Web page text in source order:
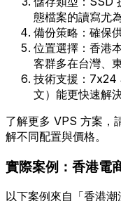
態檔案的讀寫尤為
備份策略：確保
位置選擇：香港
客群多在台灣、
技術支援：7x24
文）能更快速解決
了解更多 VPS 方案，
解不同配置與價格。
實際案例：香港電
以下案例來自「香港